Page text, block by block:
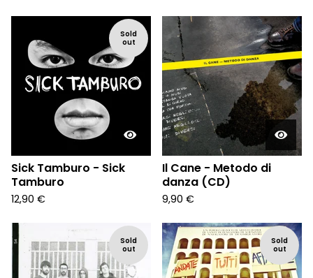
Sold
out
Sick Tamburo - Sick
Tamburo
12,90 €
Il Cane - Metodo di
danza (CD)
9,90 €
Sold
out
Sold
out